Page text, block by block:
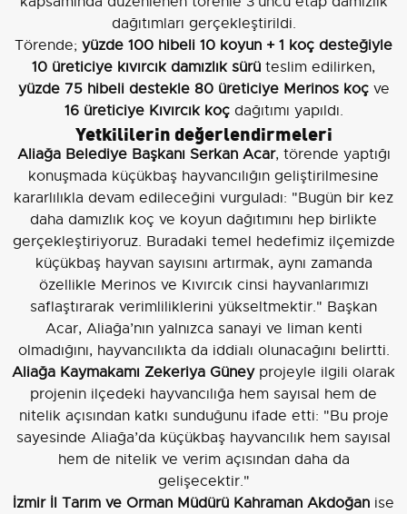
dağıtımları gerçekleştirildi.
Törende; yüzde 100 hibeli 10 koyun + 1 koç desteğiyle
10 üreticiye kıvırcık damızlık sürü teslim edilirken,
yüzde 75 hibeli destekle 80 üreticiye Merinos koçve
16 üreticiye Kıvırcık koçdağıtımı yapıldı.
Yetkililerin değerlendirmeleri
Aliağa Belediye Başkanı Serkan Acar, törende yaptığı
konuşmada küçükbaş hayvancılığın geliştirilmesine
kararlılıkla devam edileceğini vurguladı: "Bugün bir kez
daha damızlık koç ve koyun dağıtımını hep birlikte
gerçekleştiriyoruz. Buradaki temel hedefimiz ilçemizde
küçükbaş hayvan sayısını artırmak, aynı zamanda
özellikle Merinos ve Kıvırcık cinsi hayvanlarımızı
saflaştırarak verimliliklerini yükseltmektir." Başkan
Acar, Aliağa’nın yalnızca sanayi ve liman kenti
olmadığını, hayvancılıkta da iddialı olunacağını belirtti.
Aliağa Kaymakamı Zekeriya Güneyprojeyle ilgili olarak
projenin ilçedeki hayvancılığa hem sayısal hem de
nitelik açısından katkı sunduğunu ifade etti: "Bu proje
sayesinde Aliağa’da küçükbaş hayvancılık hem sayısal
hem de nitelik ve verim açısından daha da
gelişecektir."
İzmir İl Tarım ve Orman Müdürü Kahraman Akdoğan ise